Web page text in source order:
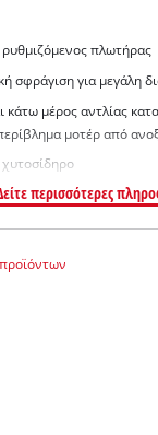
πλωτήρας
σφράγιση για μεγάλη
κάτω μέρος αντλίας
μοτέρ από
περισσότερες